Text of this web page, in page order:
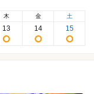
木
13
金
14
土
15